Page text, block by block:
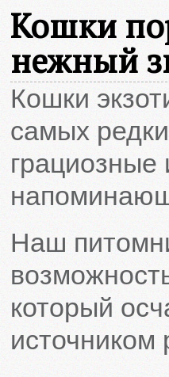
Кошки
нежный
Кошки
самых
Наш
который
источником